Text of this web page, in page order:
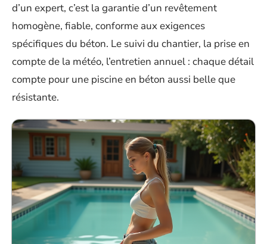
d’un expert, c’est la garantie d’un revêtement
homogène, fiable, conforme aux exigences
spécifiques du béton. Le suivi du chantier, la prise en
compte de la météo, l’entretien annuel : chaque détail
compte pour une piscine en béton aussi belle que
résistante.